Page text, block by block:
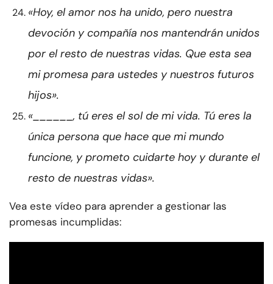
«Hoy, el amor nos ha unido, pero nuestra
devoción y compañía nos mantendrán unidos
por el resto de nuestras vidas. Que esta sea
mi promesa para ustedes y nuestros futuros
hijos».
«______, tú eres el sol de mi vida. Tú eres la
única persona que hace que mi mundo
funcione, y prometo cuidarte hoy y durante el
resto de nuestras vidas».
Vea este vídeo para aprender a gestionar las
promesas incumplidas: